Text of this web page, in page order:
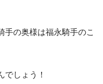
手の奥様は福永騎手のこ
でしょう！